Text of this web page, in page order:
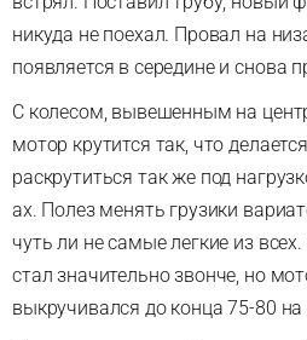
никуда не поехал. Провал на
появляется в середине и снова
С колесом, вывешенным на
мотор крутится так, что
раскрутиться так же под
ах. Полез менять грузики
чуть ли не самые легкие из
стал значительно звонче, но
выкручивался до конца 75-80 на